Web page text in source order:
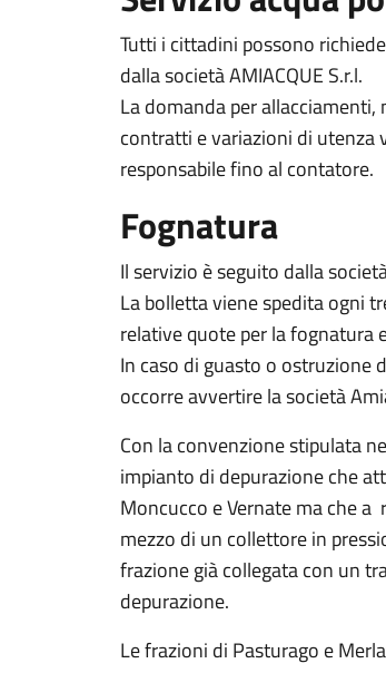
Tutti i cittadini possono
dalla società AMIACQUE S.r.l.
La domanda per
contratti e variazioni di utenza
responsabile fino al contatore.
Fognatura
Il servizio è seguito dalla
La bolletta viene spedita ogni
relative quote per la fognatura
In caso di guasto o ostruzione
occorre avvertire la società
Con la convenzione stipulata
impianto di depurazione che
Moncucco e Vernate ma che a
mezzo di un collettore in
frazione già collegata con un
depurazione.
Le frazioni di Pasturago e